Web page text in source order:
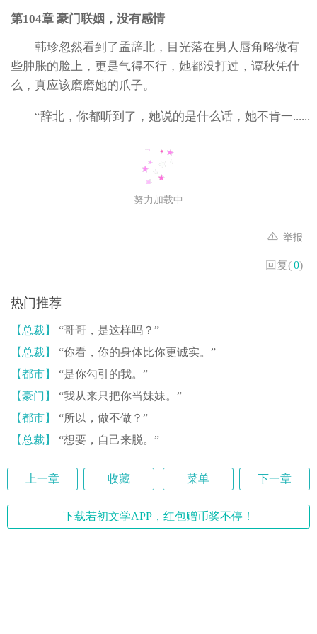
第104章 豪门联姻，没有感情
韩珍忽然看到了孟辞北，目光落在男人唇角略微有
些肿胀的脸上，更是气得不行，她都没打过，谭秋凭什
么，真应该磨磨她的爪子。
“辞北，你都听到了，她说的是什么话，她不肯一......
努力加载中
举报
回复(0)
热门推荐
【总裁】
“哥哥，是这样吗？”
【总裁】
“你看，你的身体比你更诚实。”
【都市】
“是你勾引的我。”
【豪门】
“我从来只把你当妹妹。”
【都市】
“所以，做不做？”
【总裁】
“想要，自己来脱。”
上一章 收藏 菜单 下一章
下载若初文学APP，红包赠币奖不停！